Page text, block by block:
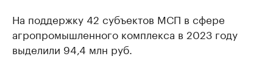
На поддержку 42 субъектов МСП в сфере
агропромышленного комплекса в 2023 году
выделили 94,4 млн руб.